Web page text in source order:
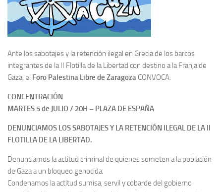
Ante los sabotajes y la retención ilegal en Grecia de los barcos
integrantes de la II Flotilla de la Libertad con destino a la Franja de
Gaza, el Foro Palestina Libre de Zaragoza CONVOCA:
CONCENTRACIÓN
MARTES 5 de JULIO / 20H – PLAZA DE ESPAÑA
DENUNCIAMOS LOS SABOTAJES Y LA RETENCIÓN ILEGAL DE LA II
FLOTILLA DE LA LIBERTAD.
Denunciamos la actitud criminal de quienes someten a la población
de Gaza a un bloqueo genocida.
Condenamos la actitud sumisa, servil y cobarde del gobierno